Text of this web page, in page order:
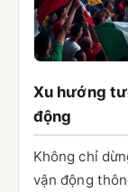
Xu hướng
động
Không chỉ
vận động